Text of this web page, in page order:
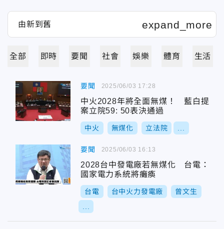
全部 即時 要聞 社會 娛樂 體育 生活
要聞
中火2028年將全面無煤！ 藍白提
案立院59: 50表決通過
中火 無煤化 立法院
2025/06/03 17:28
要聞
2028台中發電廠若無煤化 台電：
國家電力系統將癱瘓
台電 台中火力發電廠 曾文生
2025/06/03 16:13